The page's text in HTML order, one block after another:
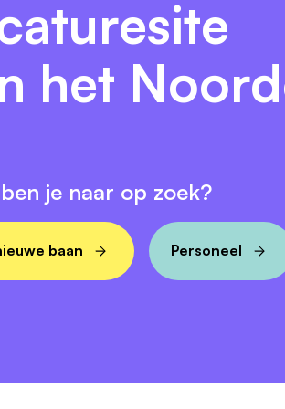
het
je naar op zoek?
baan Personeel